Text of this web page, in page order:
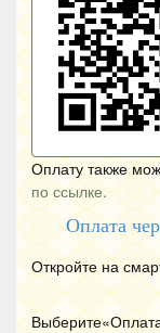
Оплату также
по ссылке.
Оплата
Откройте на